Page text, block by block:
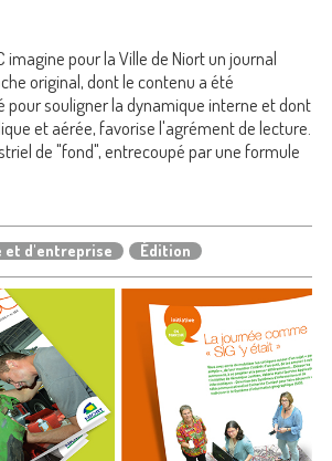
imagine pour la Ville de Niort un journal
original, dont le contenu a été
souligner la dynamique interne et dont
et aérée, favorise l'agrément de lecture.
de "fond", entrecoupé par une formule
et d'entreprise Édition